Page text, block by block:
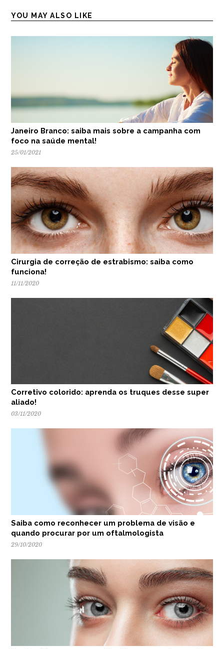
YOU MAY ALSO LIKE
Janeiro Branco: saiba mais sobre a campanha com
foco na saúde mental!
25/01/2021
Cirurgia de correção de estrabismo: saiba como
funciona!
11/11/2020
Corretivo colorido: aprenda os truques desse super
aliado!
03/11/2020
Saiba como reconhecer um problema de visão e
quando procurar por um oftalmologista
29/10/2020